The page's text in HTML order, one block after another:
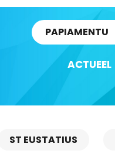
PAPIAMENTU
ACTUEEL
ST EUSTATIUS